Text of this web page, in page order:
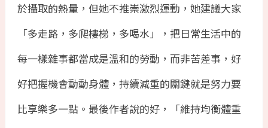
於攝取的熱量，但她不推崇激烈運動，她建議大家
「多走路，多爬樓梯，多喝水」，把日常生活中的
每一樣雜事都當成是溫和的勞動，而非苦差事，好
好把握機會動動身體，持續減重的關鍵就是努力要
比享樂多一點。最後作者說的好，「維持均衡體重